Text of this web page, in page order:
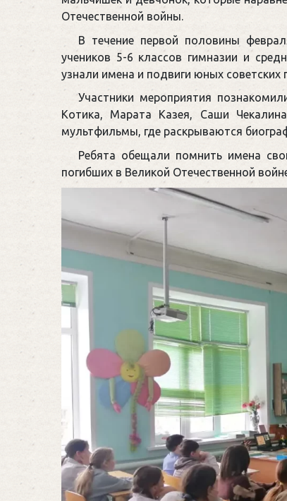
Отечественной войны.
В течение первой половины
учеников 5-6 классов гимназии и
узнали имена и подвиги юных
Участники мероприятия
Котика, Марата Казея, Саши
мультфильмы, где раскрываются
Ребята обещали помнить имена
погибших в Великой Отечественной